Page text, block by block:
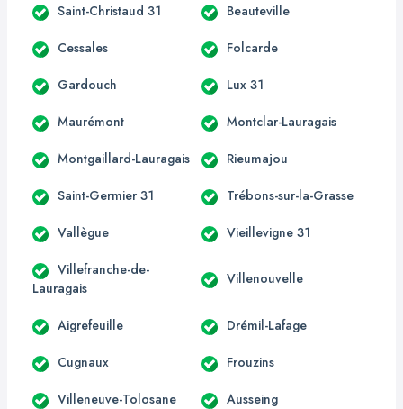
Saint-Christaud 31 Beauteville
Cessales Folcarde
Gardouch Lux 31
Maurémont Montclar-Lauragais
Montgaillard-Lauragais Rieumajou
Saint-Germier 31 Trébons-sur-la-Grasse
Vallègue Vieillevigne 31
Villefranche-de-
Lauragais
Villenouvelle
Aigrefeuille Drémil-Lafage
Cugnaux Frouzins
Villeneuve-Tolosane Ausseing